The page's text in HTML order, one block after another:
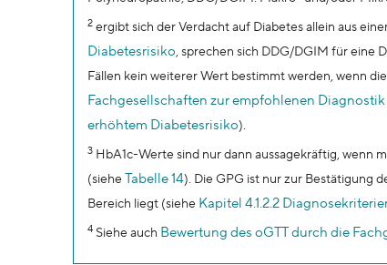
2 ergibt sich der Verdacht auf Diabetes allein aus
Diabetesrisiko, sprechen sich DDG/DGIM für eine
Fällen kein weiterer Wert bestimmt werden, wenn
Fachgesellschaften zur empfohlenen
erhöhtem Diabetesrisiko).
3 HbA1c-Werte sind nur dann aussagekräftig, wenn
(siehe Tabelle 14). Die GPG ist nur zur Bestätigung
Bereich liegt (siehe Kapitel 4.1.2.2
4 Siehe auch Bewertung des oGTT durch die